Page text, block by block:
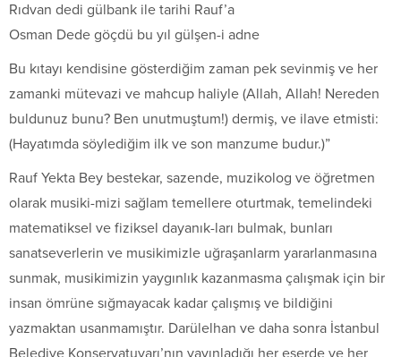
Rıdvan dedi gülbank ile tarihi Rauf’a
Osman Dede göçdü bu yıl gülşen-i adne
Bu kıtayı kendisine gösterdiğim zaman pek sevinmiş ve her
zamanki mütevazi ve mahcup haliyle (Allah, Allah! Nereden
buldunuz bunu? Ben unutmuştum!) dermiş, ve ilave etmisti:
(Hayatımda söylediğim ilk ve son manzume budur.)”
Rauf Yekta Bey bestekar, sazende, muzikolog ve öğretmen
olarak musiki-mizi sağlam temellere oturtmak, temelindeki
matematiksel ve fiziksel dayanık-ları bulmak, bunları
sanatseverlerin ve musikimizle uğraşanlarm yararlanmasına
sunmak, musikimizin yaygınlık kazanmasma çalışmak için bir
insan ömrüne sığmayacak kadar çalışmış ve bildiğini
yazmaktan usanmamıştır. Darülelhan ve daha sonra İstanbul